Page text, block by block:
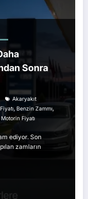
Sonra
Akaryakıt
, Benzin Zammı,
Motorin Fiyatı
ediyor. Son
zamların